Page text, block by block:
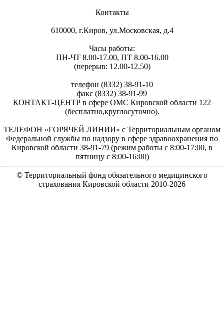
Контакты
610000, г.Киров, ул.Московская, д.4
Часы работы:
ПН-ЧТ 8.00-17.00, ПТ 8.00-16.00
(перерыв: 12.00-12.50)
телефон (8332) 38-91-10
факс (8332) 38-91-99
КОНТАКТ-ЦЕНТР в сфере ОМС Кировской области 122
(бесплатно,круглосуточно).
ТЕЛЕФОН «ГОРЯЧЕЙ ЛИНИИ» с Территориальным органом
Федеральной службы по надзору в сфере здравоохранения по
Кировской области 38-91-79 (режим работы с 8:00-17:00, в
пятницу с 8:00-16:00)
© Территориальный фонд обязательного медицинского
страхования Кировской области 2010-2026